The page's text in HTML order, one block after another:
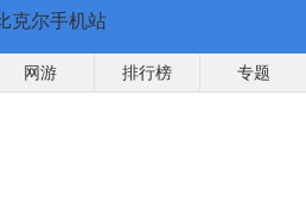
网游 排行榜 专题